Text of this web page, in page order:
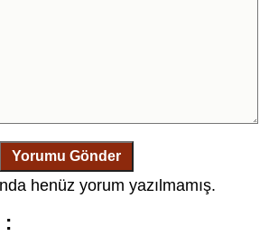
Yorumu Gönder
henüz yorum yazılmamış.
: